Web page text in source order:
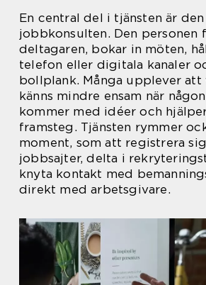
En central del i tjänsten är
jobbkonsulten. Den personen
deltagaren, bokar in möten,
telefon eller digitala kanaler
bollplank. Många upplever
känns mindre ensam när
kommer med idéer och
framsteg. Tjänsten rymmer
moment, som att registrera
jobbsajter, delta i
knyta kontakt med
direkt med arbetsgivare.